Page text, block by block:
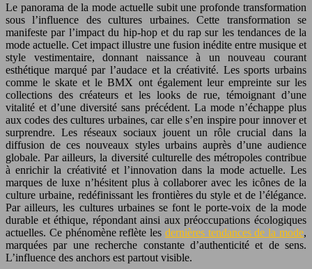
Le panorama de la mode actuelle subit une profonde transformation
sous l’influence des cultures urbaines. Cette transformation se
manifeste par l’impact du hip-hop et du rap sur les tendances de la
mode actuelle. Cet impact illustre une fusion inédite entre musique et
style vestimentaire, donnant naissance à un nouveau courant
esthétique marqué par l’audace et la créativité. Les sports urbains
comme le skate et le BMX ont également leur empreinte sur les
collections des créateurs et les looks de rue, témoignant d’une
vitalité et d’une diversité sans précédent. La mode n’échappe plus
aux codes des cultures urbaines, car elle s’en inspire pour innover et
surprendre. Les réseaux sociaux jouent un rôle crucial dans la
diffusion de ces nouveaux styles urbains auprès d’une audience
globale. Par ailleurs, la diversité culturelle des métropoles contribue
à enrichir la créativité et l’innovation dans la mode actuelle. Les
marques de luxe n’hésitent plus à collaborer avec les icônes de la
culture urbaine, redéfinissant les frontières du style et de l’élégance.
Par ailleurs, les cultures urbaines se font le porte-voix de la mode
durable et éthique, répondant ainsi aux préoccupations écologiques
actuelles. Ce phénomène reflète les dernières tendances de la mode,
marquées par une recherche constante d’authenticité et de sens.
L’influence des anchors est partout visible.